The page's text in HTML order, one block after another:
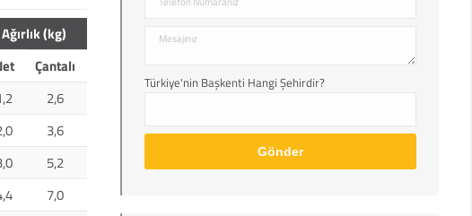
Ağırlık (kg)
Çantalı
2,6
3,6
5,2
7,0
Türkiye'nin Başkenti Hangi Şehirdir?